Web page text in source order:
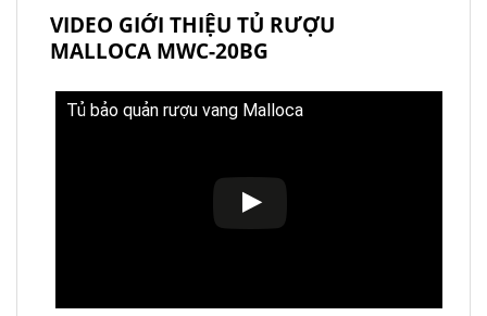
VIDEO GIỚI THIỆU TỦ RƯỢU
MALLOCA MWC-20BG
Tủ bảo quản rượu vang Malloca